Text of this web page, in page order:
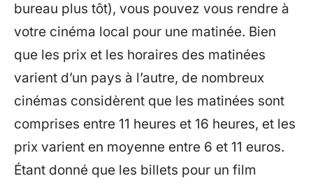
bureau plus tôt), vous pouvez vous rendre à
votre cinéma local pour une matinée. Bien
que les prix et les horaires des matinées
varient d’un pays à l’autre, de nombreux
cinémas considèrent que les matinées sont
comprises entre 11 heures et 16 heures, et les
prix varient en moyenne entre 6 et 11 euros.
Étant donné que les billets pour un film